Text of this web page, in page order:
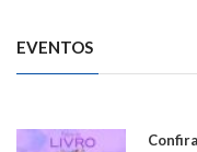
EVENTOS